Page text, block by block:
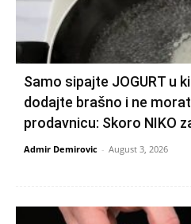
Samo sipajte JOGURT u
dodajte brašno i ne
prodavnicu: Skoro NIKO
Admir Demirovic - August 3, 2026